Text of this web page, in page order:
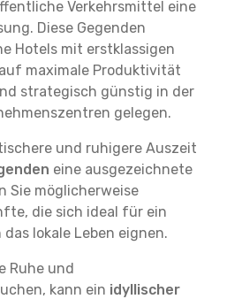
Verkehrsmittel eine
Diese Gegenden
Hotels mit erstklassigen
maximale Produktivität
strategisch günstig in der
gelegen.
und ruhigere Auszeit
eine ausgezeichnete
Sie möglicherweise
die sich ideal für ein
lokale Leben eignen.
Ruhe und
kann ein idyllischer